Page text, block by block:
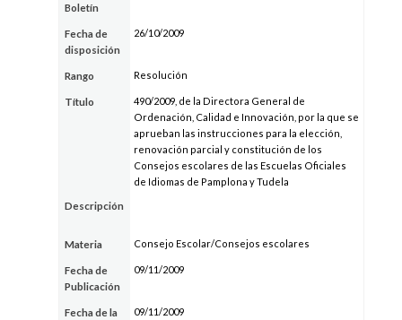
Boletín
Fecha de
disposición
26/10/2009
Rango Resolución
Título
490/2009, de la Directora General de
Ordenación, Calidad e Innovación, por la que se
aprueban las instrucciones para la elección,
renovación parcial y constitución de los
Consejos escolares de las Escuelas Oficiales
de Idiomas de Pamplona y Tudela
Descripción
Materia Consejo Escolar/Consejos escolares
Fecha de
Publicación
09/11/2009
Fecha de la
09/11/2009